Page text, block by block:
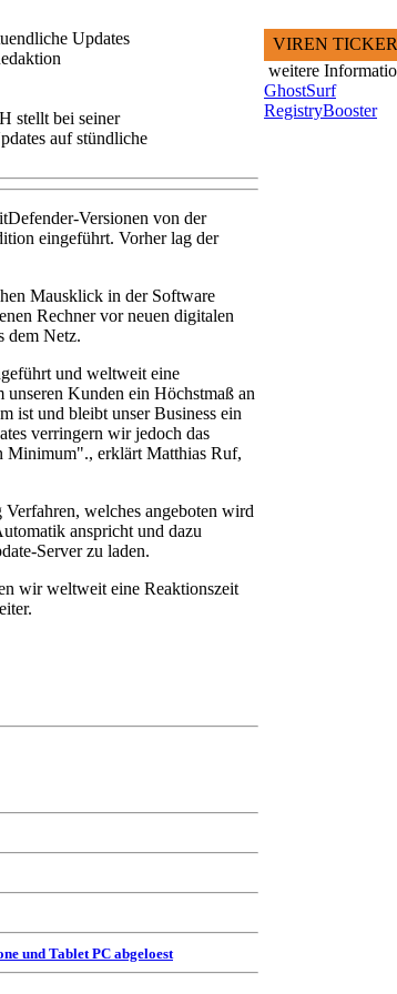
Updates
stellt bei seiner
auf stündliche
Versionen von der
eingeführt. Vorher lag der
Mausklick in der Software
Rechner vor neuen digitalen
dem Netz.
und weltweit eine
unseren Kunden ein Höchstmaß an
ist und bleibt unser Business ein
verringern wir jedoch das
Minimum"., erklärt Matthias Ruf,
welches angeboten wird
anspricht und dazu
Server zu laden.
wir weltweit eine Reaktionszeit
und Tablet PC abgeloest
VIREN TICKER
weitere
GhostSurf
RegistryBooster